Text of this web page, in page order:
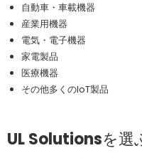
自動車・車載機器
産業用機器
電気・電子機器
家電製品
医療機器
その他多くのIoT製品
UL Solutionsを選